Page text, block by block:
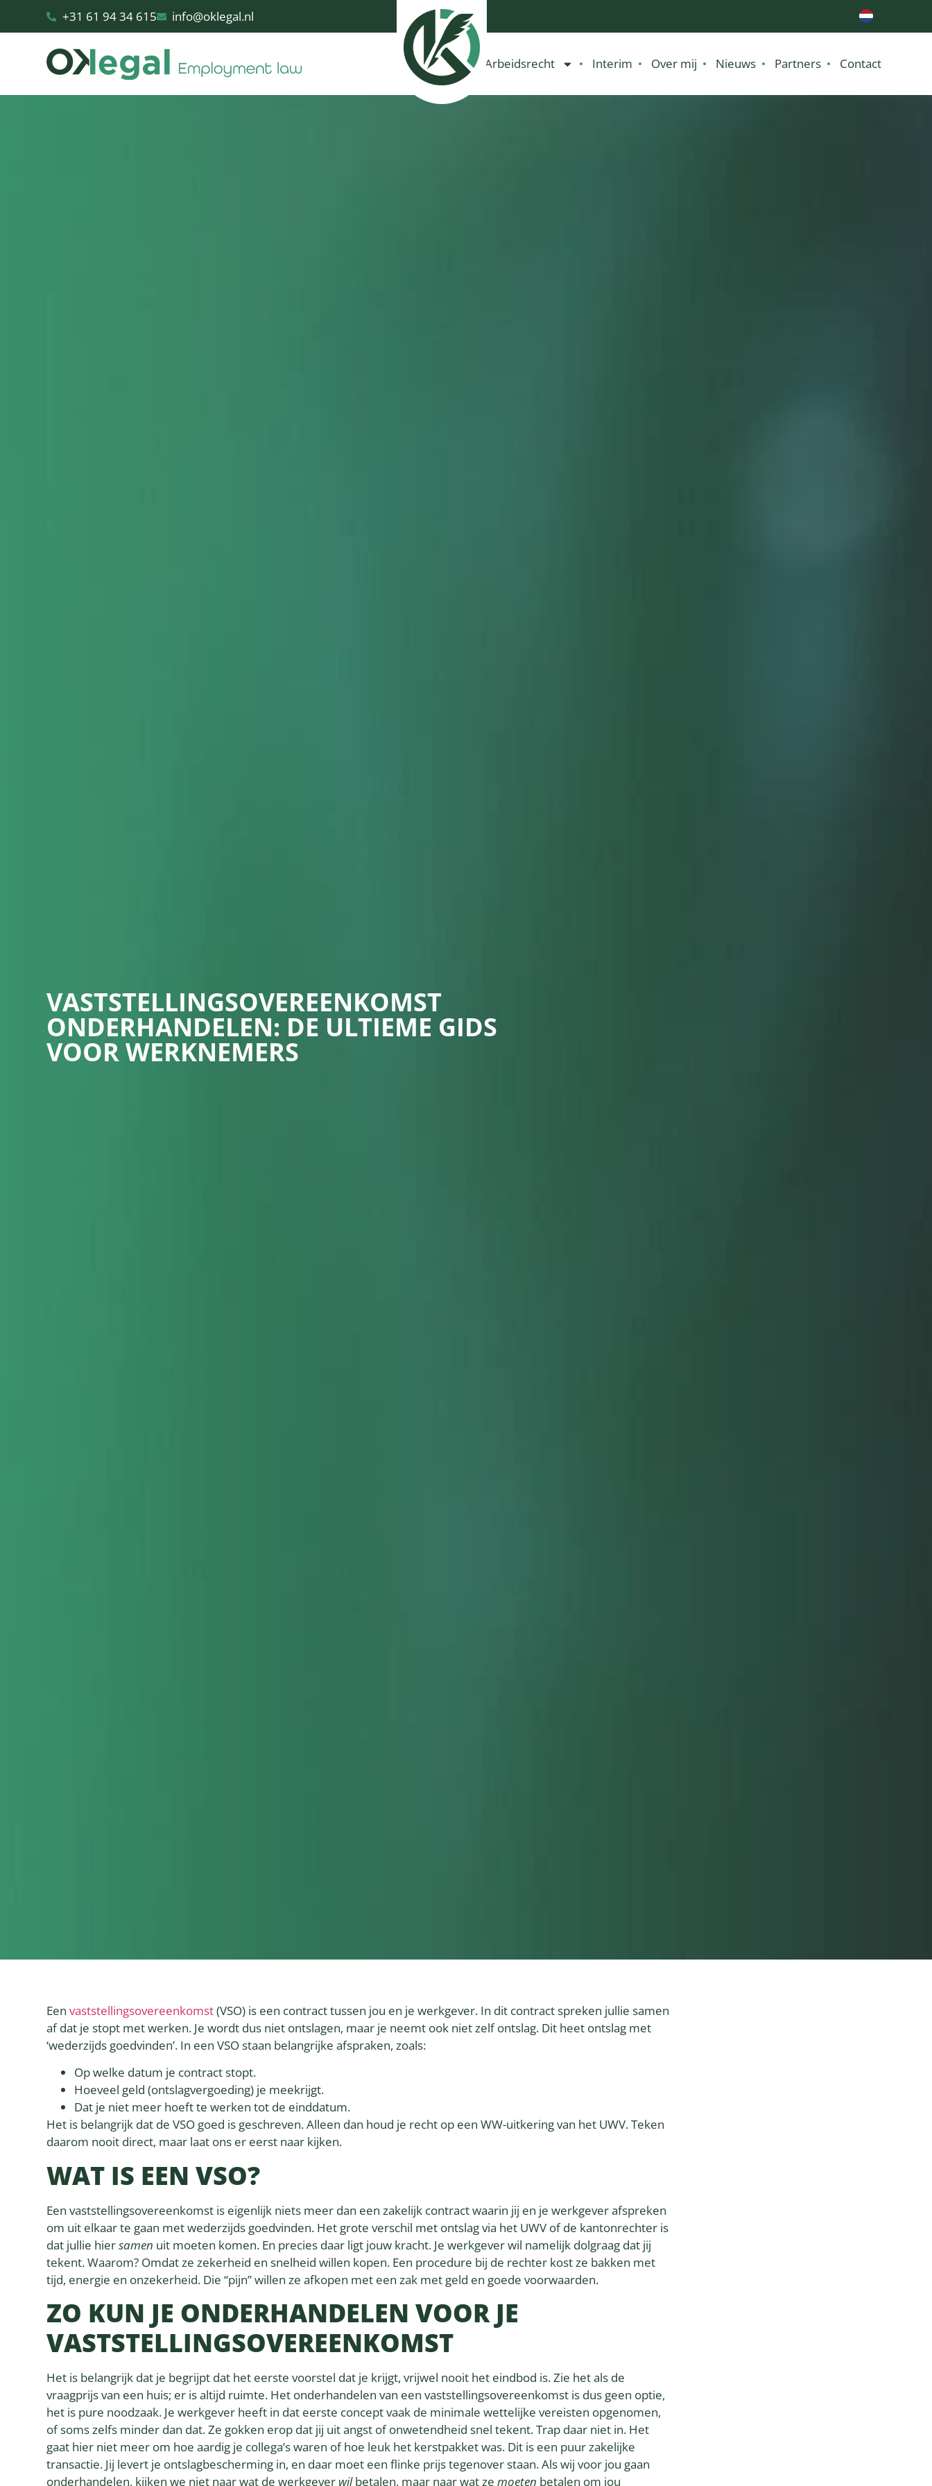
+31 61 94 34 615 info@oklegal.nl
Arbeidsrecht Interim Over mij Nieuws Partners Contact
VASTSTELLINGSOVEREENKOMST
ONDERHANDELEN: DE ULTIEME GIDS
VOOR WERKNEMERS
Eenvaststellingsovereenkomst(VSO) is een contract tussen jou en je werkgever. In dit contract spreken jullie samen
af dat je stopt met werken. Je wordt dus niet ontslagen, maar je neemt ook niet zelf ontslag. Dit heet ontslag met
‘wederzijds goedvinden’. In een VSO staan belangrijke afspraken, zoals:
Op welke datum je contract stopt.
Hoeveel geld (ontslagvergoeding) je meekrijgt.
Dat je niet meer hoeft te werken tot de einddatum.
Het is belangrijk dat de VSO goed is geschreven. Alleen dan houd je recht op een WW-uitkering van het UWV. Teken
daarom nooit direct, maar laat ons er eerst naar kijken.
WAT IS EEN VSO?
Een vaststellingsovereenkomst is eigenlijk niets meer dan een zakelijk contract waarin jij en je werkgever afspreken
om uit elkaar te gaan met wederzijds goedvinden. Het grote verschil met ontslag via het UWV of de kantonrechter is
dat jullie hiersamen uit moeten komen. En precies daar ligt jouw kracht. Je werkgever wil namelijk dolgraag dat jij
tekent. Waarom? Omdat ze zekerheid en snelheid willen kopen. Een procedure bij de rechter kost ze bakken met
tijd, energie en onzekerheid. Die “pijn” willen ze afkopen met een zak met geld en goede voorwaarden.
ZO KUN JE ONDERHANDELEN VOOR JE
VASTSTELLINGSOVEREENKOMST
Het is belangrijk dat je begrijpt dat het eerste voorstel dat je krijgt, vrijwel nooit het eindbod is. Zie het als de
vraagprijs van een huis; er is altijd ruimte. Het onderhandelen van een vaststellingsovereenkomst is dus geen optie,
het is pure noodzaak. Je werkgever heeft in dat eerste concept vaak de minimale wettelijke vereisten opgenomen,
of soms zelfs minder dan dat. Ze gokken erop dat jij uit angst of onwetendheid snel tekent. Trap daar niet in. Het
gaat hier niet meer om hoe aardig je collega’s waren of hoe leuk het kerstpakket was. Dit is een puur zakelijke
transactie. Jij levert je ontslagbescherming in, en daar moet een flinke prijs tegenover staan. Als wij voor jou gaan
onderhandelen, kijken we niet naar wat de werkgever wilbetalen, maar naar wat zemoeten betalen om jou